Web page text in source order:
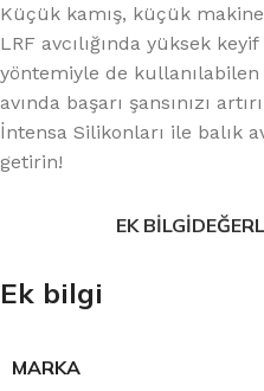
Küçük kamış, küçük
LRF avcılığında yüksek
yöntemiyle de
avında başarı şansınızı
İntensa Silikonları ile balık
getirin!
EK BILGI
Ek bilgi
MARKA